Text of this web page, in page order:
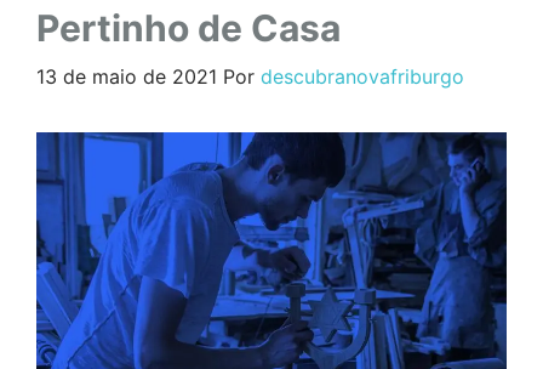
Pertinho de Casa
13 de maio de 2021 Por descubranovafriburgo